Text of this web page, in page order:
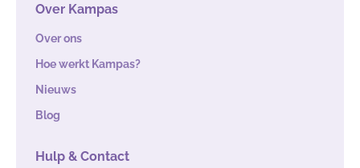
Over Kampas
Over ons
Hoe werkt Kampas?
Nieuws
Blog
Hulp & Contact